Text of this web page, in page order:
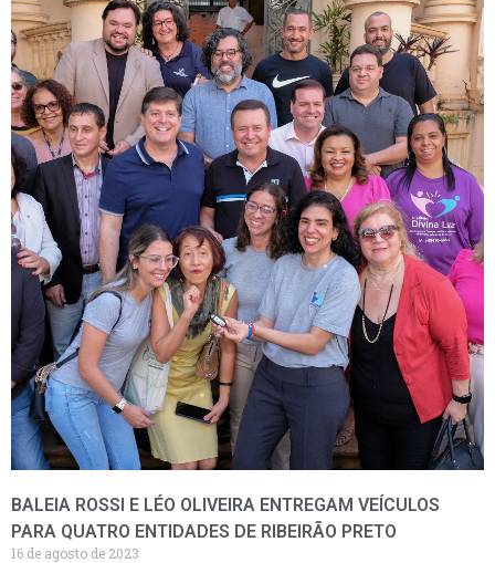
BALEIA ROSSI E LÉO OLIVEIRA ENTREGAM VEÍCULOS
PARA QUATRO ENTIDADES DE RIBEIRÃO PRETO
16 de agosto de 2023